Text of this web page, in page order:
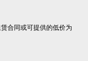
合同或可提供的低价为